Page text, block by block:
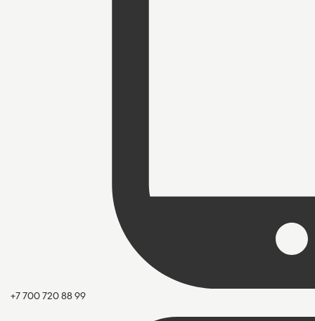
+7 700 720 88 99